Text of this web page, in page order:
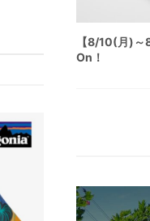
【8/10(月)
On！